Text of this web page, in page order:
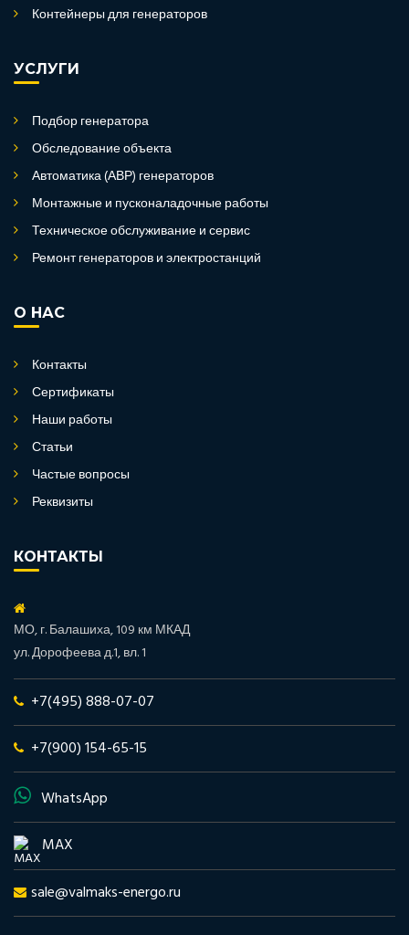
Контейнеры для генераторов
УСЛУГИ
Подбор генератора
Обследование объекта
Автоматика (АВР) генераторов
Монтажные и пусконаладочные работы
Техническое обслуживание и сервис
Ремонт генераторов и электростанций
О НАС
Контакты
Сертификаты
Наши работы
Статьи
Частые вопросы
Реквизиты
КОНТАКТЫ
МО, г. Балашиха, 109 км МКАД
ул. Дорофеева д.1, вл. 1
+7(495) 888-07-07
+7(900) 154-65-15
WhatsApp
MAX
sale@valmaks-energo.ru